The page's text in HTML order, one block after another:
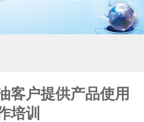
客户提供产品使用
培训